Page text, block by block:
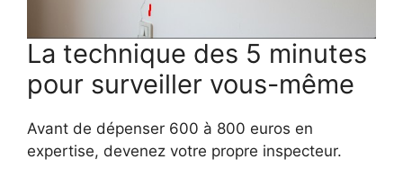
La technique des 5 minutes
pour surveiller vous-même
Avant de dépenser 600 à 800 euros en
expertise, devenez votre propre inspecteur.